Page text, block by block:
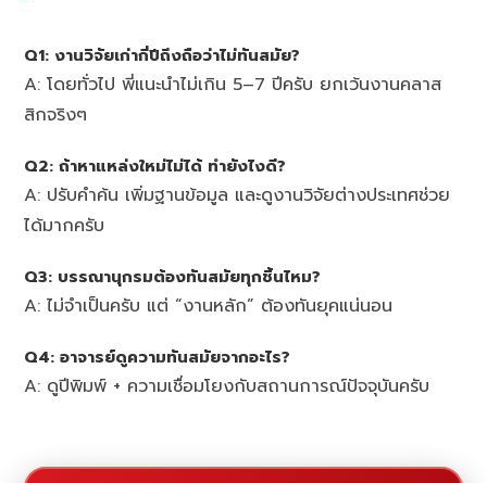
Q1: งานวิจัยเก่ากี่ปีถึงถือว่าไม่ทันสมัย?
A: โดยทั่วไป พี่แนะนำไม่เกิน 5–7 ปีครับ ยกเว้นงานคลาส
สิกจริงๆ
Q2: ถ้าหาแหล่งใหม่ไม่ได้ ทำยังไงดี?
A: ปรับคำค้น เพิ่มฐานข้อมูล และดูงานวิจัยต่างประเทศช่วย
ได้มากครับ
Q3: บรรณานุกรมต้องทันสมัยทุกชิ้นไหม?
A: ไม่จำเป็นครับ แต่ “งานหลัก” ต้องทันยุคแน่นอน
Q4: อาจารย์ดูความทันสมัยจากอะไร?
A: ดูปีพิมพ์ + ความเชื่อมโยงกับสถานการณ์ปัจจุบันครับ